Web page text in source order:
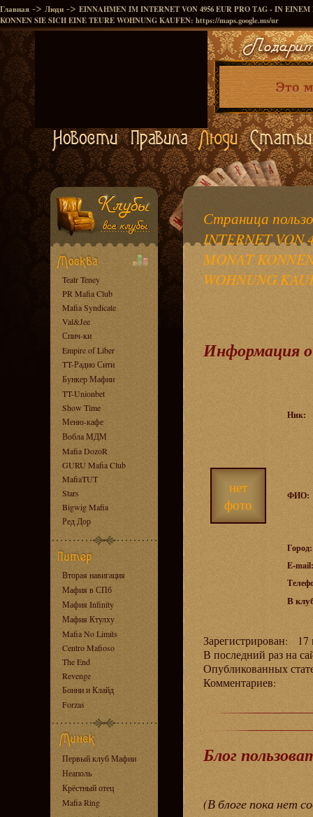
Главная -> Люди -> EINNAHMEN IM INTERNET VON 4956 EUR PRO TAG - IN EINEM
KONNEN SIE SICH EINE TEURE WOHNUNG KAUFEN: https://maps.google.ms/ur
Teatr Teney
PR Mafia Club
Mafia Syndicate
Val&Jee
Спич-ки
Empire of Liber
TT-Радио Сити
Бункер Мафии
TT-Unionbet
Show Time
Меню-кафе
Вобла МДМ
Mafia DozoR
GURU Mafia Club
MafiaTUT
Stars
Bigwig Mafia
Ред Дор
Вторая навигация
Мафия в СПб
Мафия Infinity
Мафия Ктулху
Mafia No Limits
Centro Mafioso
The End
Revenge
Бонни и Клайд
Forzas
Первый клуб Мафии
Неаполь
Крёстный отец
Mafia Ring
Страница
INTERNET VON
MONAT
WOHNUNG
Информация о
нет
фото
Ник:
ФИО:
Город:
E-mail:
В
Зарегистрирован: 17
В последний раз на
Опубликованных
Комментариев:
Блог
(В блоге пока нет